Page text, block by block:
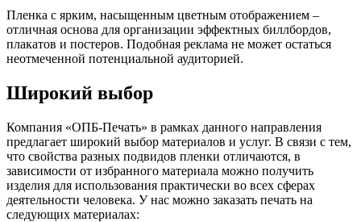
Пленка с ярким, насыщенным цветным отображением –
отличная основа для организации эффектных биллбордов,
плакатов и постеров. Подобная реклама не может остаться
неотмеченной потенциальной аудиторией.
Широкий выбор
Компания «ОПБ-Печать» в рамках данного направления
предлагает широкий выбор материалов и услуг. В связи с тем,
что свойства разных подвидов пленки отличаются, в
зависимости от избранного материала можно получить
изделия для использования практически во всех сферах
деятельности человека. У нас можно заказать печать на
следующих материалах: